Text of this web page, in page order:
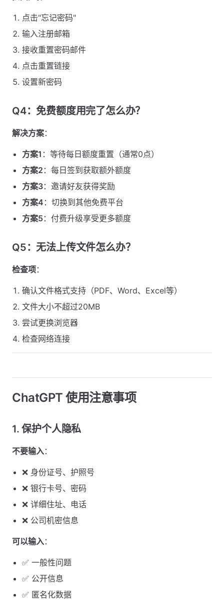
点击"忘记密码"
输入注册邮箱
接收重置密码邮件
点击重置链接
设置新密码
Q4：免费额度用完了怎么办？
解决方案：
方案1 ：等待每日额度重置（通常0点）
方案2 ：每日签到获取额外额度
方案3：邀请好友获得奖励
方案4 ：切换到其他免费平台
方案5：付费升级享受更多额度
Q5：无法上传文件怎么办？
检查项：
确认文件格式支持（PDF、Word、Excel等）
文件大小不超过20MB
尝试更换浏览器
检查网络连接
ChatGPT 使用注意事项
1. 保护个人隐私
不要输入：
❌ 身份证号、护照号
❌ 银行卡号、密码
❌ 详细住址、电话
❌ 公司机密信息
可以输入：
✅ 一般性问题
✅ 公开信息
✅ 匿名化数据